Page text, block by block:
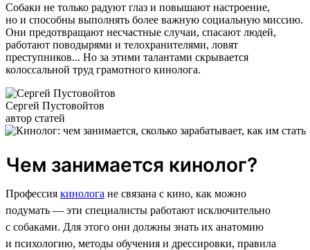
Собаки не только радуют глаз и повышают настроение,
но и способны выполнять более важную социальную миссию.
Они предотвращают несчастные случаи, спасают людей,
работают поводырями и телохранителями, ловят
преступников... Но за этими талантами скрывается
колоссальной труд грамотного кинолога.
Сергей Пустовойтов
автор статей
Чем занимается кинолог?
Профессия кинолога не связана с кино, как можно
подумать — эти специалисты работают исключительно
с собаками. Для этого они должны знать их анатомию
и психологию, методы обучения и дрессировки, правила